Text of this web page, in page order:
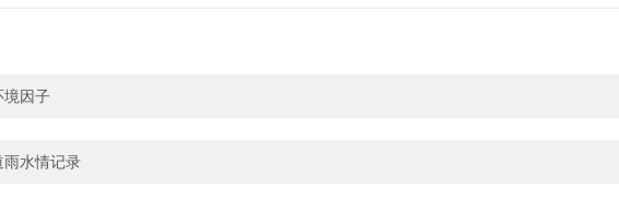
境因子
雨水情记录